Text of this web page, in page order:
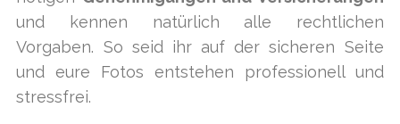
und kennen natürlich alle rechtlichen
Vorgaben. So seid ihr auf der sicheren Seite
und eure Fotos entstehen professionell und
stressfrei.